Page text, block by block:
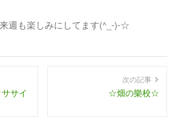
週も楽しみにしてます(^_-)-☆
サイ
次の記事
☆畑の樂校☆